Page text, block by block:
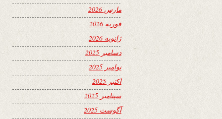
مارس 2026
فوریه 2026
ژانویه 2026
دسامبر 2025
نوامبر 2025
اکتبر 2025
سپتامبر 2025
آگوست 2025